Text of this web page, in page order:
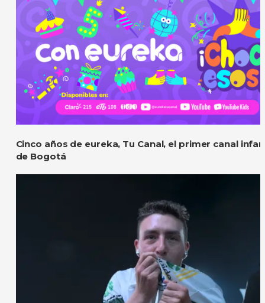
Cinco años de eureka, Tu Canal, el primer canal
de Bogotá